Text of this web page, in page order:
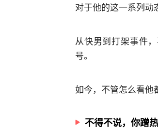
对于他的这一系列动
从快男到打架事件
号。
如今，不管怎么看他
不得不说，你蹭